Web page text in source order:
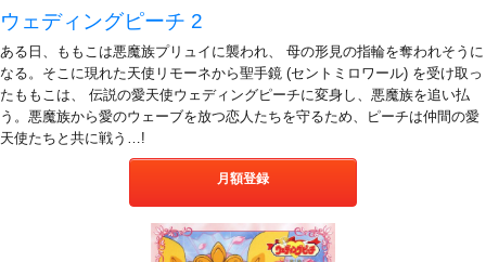
ウェディングピーチ 2
ある日、ももこは悪魔族プリュイに襲われ、 母の形見の指輪を奪われそうに
なる。そこに現れた天使リモーネから聖手鏡 (セントミロワール) を受け取っ
たももこは、 伝説の愛天使ウェディングピーチに変身し、悪魔族を追い払
う。悪魔族から愛のウェーブを放つ恋人たちを守るため、ピーチは仲間の愛
天使たちと共に戦う…!
月額登録